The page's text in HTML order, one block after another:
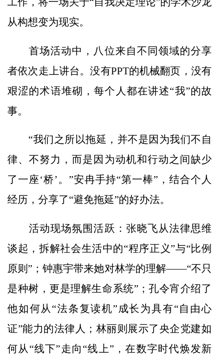
从构想变为现实。
首场活动中，八位来自不同领域的分享
者依次走上讲台。没有PPT的机械翻页，没有
艰涩的术语堆砌，每个人都在讲述“我”的故
事。
“我们之所以拖延，并不是因为我们不自
律、不努力，而是因为动机和行动之间缺少
了一座‘桥’。”安冉手持“第一棒”，结合个人
经历，分享了“避免拖延”的好办法。
活动现场氛围活跃：张晓飞从法律思维
谈起，拆解社会生活中的“程序正义”与“比例
原则”；钟惠宇带来她对林学的理解——“不只
是种树，更是理解生命系统”；孔令宵介绍了
他如何从“法条复读机”成长为具有“自由心
证”能力的法律人；林丽则展示了央企党建如
何从“线下”走向“线上”，在数字时代焕发新